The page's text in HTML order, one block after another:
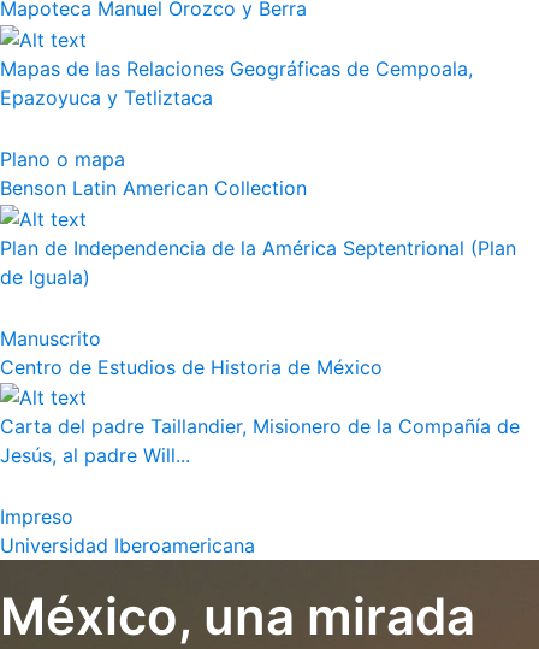
Mapoteca Manuel Orozco y Berra
Mapas de las Relaciones Geográficas de Cempoala,
Epazoyuca y Tetliztaca
Plano o mapa
Benson Latin American Collection
Plan de Independencia de la América Septentrional (Plan
de Iguala)
Manuscrito
Centro de Estudios de Historia de México
Carta del padre Taillandier, Misionero de la Compañía de
Jesús, al padre Will...
Impreso
Universidad Iberoamericana
México, una mirada